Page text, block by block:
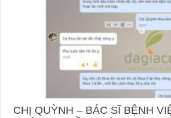
CHỊ QUỲNH – BÁC SĨ BỆNH